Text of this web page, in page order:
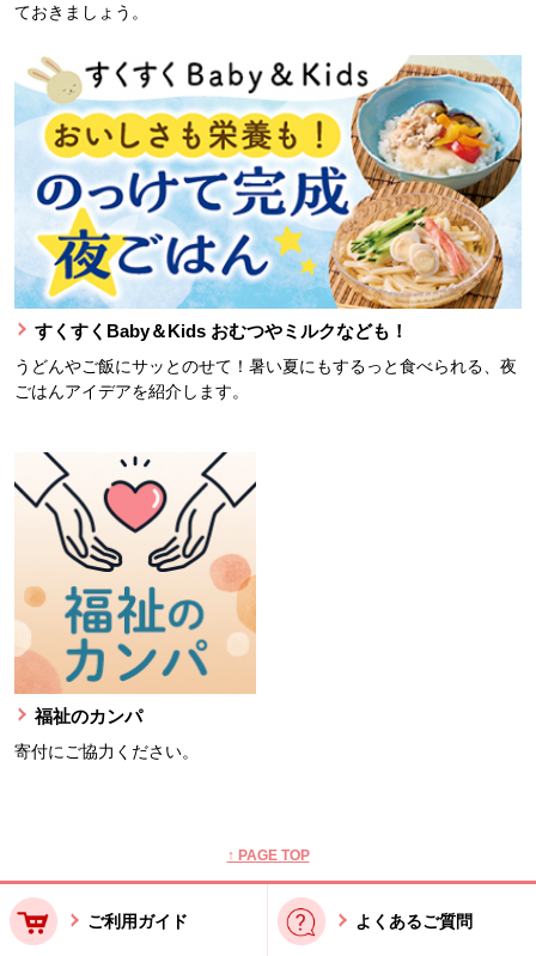
ておきましょう。
すくすくBaby＆Kids おむつやミルクなども！
うどんやご飯にサッとのせて！暑い夏にもするっと食べられる、夜
ごはんアイデアを紹介します。
福祉のカンパ
寄付にご協力ください。
↑ PAGE TOP
ご利用ガイド よくあるご質問